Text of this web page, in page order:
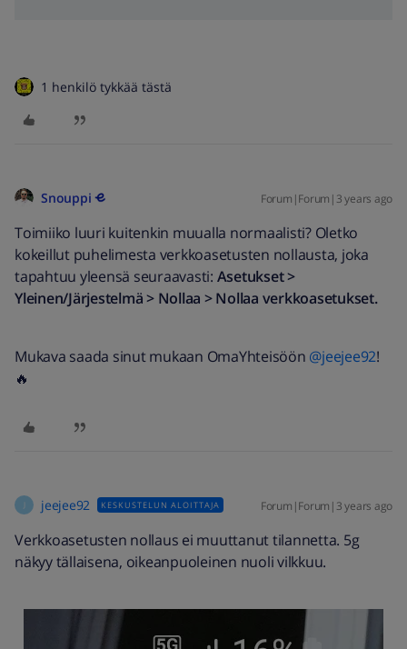
1 henkilö tykkää tästä
Snouppi Forum|Forum|3 years ago
Toimiiko luuri kuitenkin muualla normaalisti? Oletko
kokeillut puhelimesta verkkoasetusten nollausta, joka
tapahtuu yleensä seuraavasti: Asetukset >
Yleinen/Järjestelmä > Nollaa > Nollaa verkkoasetukset.
Mukava saada sinut mukaan OmaYhteisöön @jeejee92!
🔥
jeejee92 KESKUSTELUN ALOITTAJA Forum|Forum|3 years ago
Verkkoasetusten nollaus ei muuttanut tilannetta. 5g
näkyy tällaisena, oikeanpuoleinen nuoli vilkkuu.